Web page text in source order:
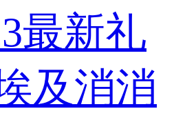
最新礼
及消消